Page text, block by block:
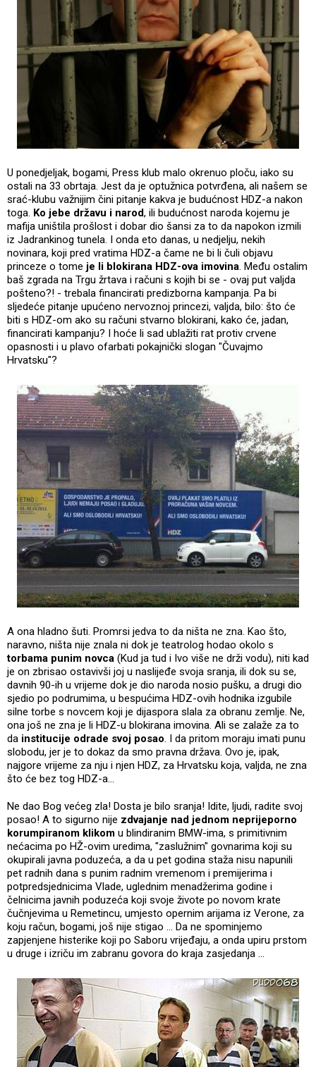
U ponedjeljak, bogami, Press klub malo okrenuo ploču, iako su
ostali na 33 obrtaja. Jest da je optužnica potvrđena, ali našem se
srać-klubu važnijim čini pitanje kakva je budućnost HDZ-a nakon
toga. Ko jebe državu i narod, ili budućnost naroda kojemu je
mafija uništila prošlost i dobar dio šansi za to da napokon izmili
iz Jadrankinog tunela. I onda eto danas, u nedjelju, nekih
novinara, koji pred vratima HDZ-a čame ne bi li čuli objavu
princeze o tome je li blokirana HDZ-ova imovina. Među ostalim
baš zgrada na Trgu žrtava i računi s kojih bi se - ovaj put valjda
pošteno?! - trebala financirati predizborna kampanja. Pa bi
sljedeće pitanje upućeno nervoznoj princezi, valjda, bilo: što će
biti s HDZ-om ako su računi stvarno blokirani, kako će, jadan,
financirati kampanju? I hoće li sad ublažiti rat protiv crvene
opasnosti i u plavo ofarbati pokajnički slogan "Čuvajmo
Hrvatsku"?
A ona hladno šuti. Promrsi jedva to da ništa ne zna. Kao što,
naravno, ništa nije znala ni dok je teatrolog hodao okolo s
torbama punim novca (Kud ja tud i Ivo više ne drži vodu), niti kad
je on zbrisao ostavivši joj u naslijeđe svoja sranja, ili dok su se,
davnih 90-ih u vrijeme dok je dio naroda nosio pušku, a drugi dio
sjedio po podrumima, u bespućima HDZ-ovih hodnika izgubile
silne torbe s novcem koji je dijaspora slala za obranu zemlje. Ne,
ona još ne zna je li HDZ-u blokirana imovina. Ali se zalaže za to
da institucije odrade svoj posao. I da pritom moraju imati punu
slobodu, jer je to dokaz da smo pravna država. Ovo je, ipak,
najgore vrijeme za nju i njen HDZ, za Hrvatsku koja, valjda, ne zna
što će bez tog HDZ-a...
Ne dao Bog većeg zla! Dosta je bilo sranja! Idite, ljudi, radite svoj
posao! A to sigurno nije zdvajanje nad jednom neprijeporno
korumpiranom klikom u blindiranim BMW-ima, s primitivnim
nećacima po HŽ-ovim uredima, "zaslužnim" govnarima koji su
okupirali javna poduzeća, a da u pet godina staža nisu napunili
pet radnih dana s punim radnim vremenom i premijerima i
potpredsjednicima Vlade, uglednim menadžerima godine i
čelnicima javnih poduzeća koji svoje živote po novom krate
čučnjevima u Remetincu, umjesto opernim arijama iz Verone, za
koju račun, bogami, još nije stigao ... Da ne spominjemo
zapjenjene histerike koji po Saboru vrijeđaju, a onda upiru prstom
u druge i izriču im zabranu govora do kraja zasjedanja ...